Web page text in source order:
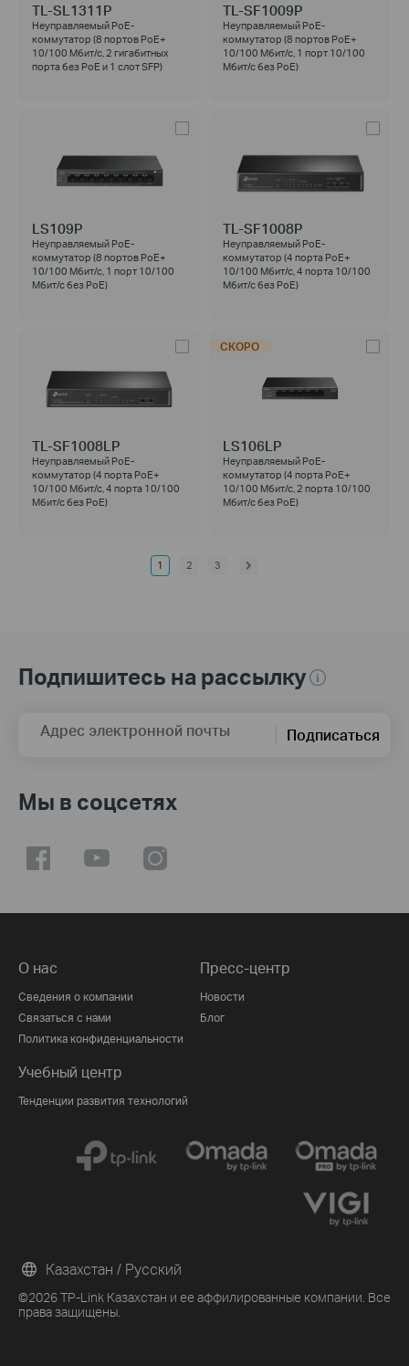
TL-SL1311P
Неуправляемый PoE-
коммутатор (8 портов PoE+
10/100 Мбит/с, 2 гигабитных
порта без РоЕ и 1 слот SFP)
TL-SF1009P
Неуправляемый PoE-
коммутатор (8 портов PoE+
10/100 Мбит/с, 1 порт 10/100
Мбит/с без РоЕ)
LS109P
Неуправляемый PoE-
коммутатор (8 портов PoE+
10/100 Мбит/с, 1 порт 10/100
Мбит/с без РоЕ)
TL-SF1008P
Неуправляемый PoE-
коммутатор (4 порта PoE+
10/100 Мбит/с, 4 порта 10/100
Мбит/с без РоЕ)
TL-SF1008LP
Неуправляемый PoE-
коммутатор (4 порта PoE+
10/100 Мбит/с, 4 порта 10/100
Мбит/с без РоЕ)
СКОРО
LS106LP
Неуправляемый PoE-
коммутатор (4 порта PoE+
10/100 Мбит/с, 2 порта 10/100
Мбит/с без РоЕ)
1 2 3
Подпишитесь на рассылку
Адрес электронной почты Подписаться
Мы в соцсетях
О нас
Сведения о компании
Связаться с нами
Политика конфиденциальности
Пресс-центр
Новости
Блог
Учебный центр
Тенденции развития технологий
©2026 TP-Link Казахстан и ее аффилированные компании. Все
права защищены.
Казахстан / Русский